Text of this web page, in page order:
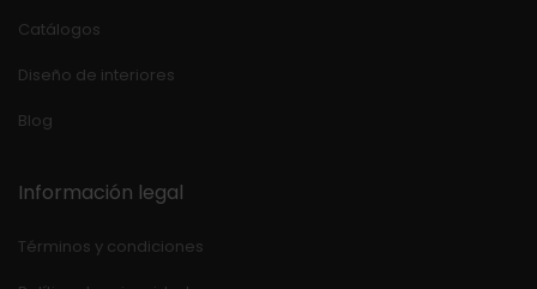
Catálogos
Diseño de interiores
Blog
Información legal
Términos y condiciones